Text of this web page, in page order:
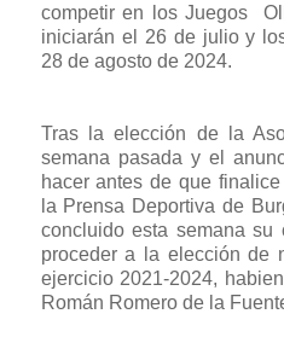
competir en los Juegos
iniciarán el 26 de julio y
28 de agosto de 2024.
Tras la elección de la
semana pasada y el
hacer antes de que
la Prensa Deportiva de
concluido esta semana su
proceder a la elección de
ejercicio 2021-2024,
Román Romero de la